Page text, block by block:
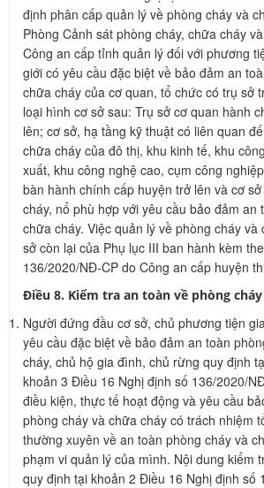
định phân cấp quản lý về phòng cháy và
Phòng Cảnh sát phòng cháy, chữa cháy
Công an cấp tỉnh quản lý đối với phương
giới có yêu cầu đặc biệt về bảo đảm an
chữa cháy của cơ quan, tổ chức có trụ sở
loại hình cơ sở sau: Trụ sở cơ quan hành
lên; cơ sở, hạ tầng kỹ thuật có liên quan
chữa cháy của đô thị, khu kinh tế, khu
xuất, khu công nghệ cao, cụm công
bàn hành chính cấp huyện trở lên và cơ
cháy, nổ phù hợp với yêu cầu bảo đảm an
chữa cháy. Việc quản lý về phòng cháy và
sở còn lại của Phụ lục III ban hành kèm
136/2020/NĐ-CP do Công an cấp huyện
Điều 8. Kiểm tra an toàn về phòng
Người đứng đầu cơ sở, chủ phương tiện
yêu cầu đặc biệt về bảo đảm an toàn
cháy, chủ hộ gia đình, chủ rừng quy định
khoản 3 Điều 16 Nghị định số 136/2020/
điều kiện, thực tế hoạt động và yêu cầu
phòng cháy và chữa cháy có trách nhiệm
thường xuyên về an toàn phòng cháy và
phạm vi quản lý của mình. Nội dung kiểm
quy định tại khoản 2 Điều 16 Nghị định số